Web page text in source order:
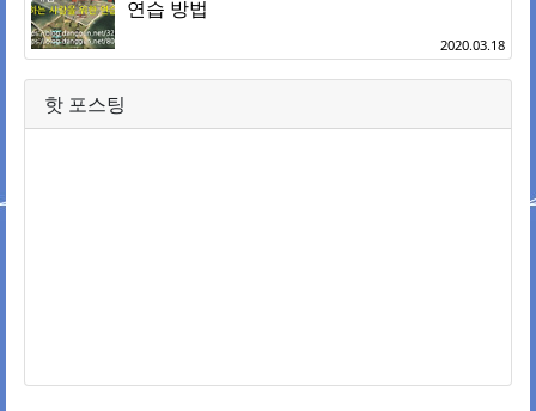
연습 방법
2020.03.18
핫 포스팅